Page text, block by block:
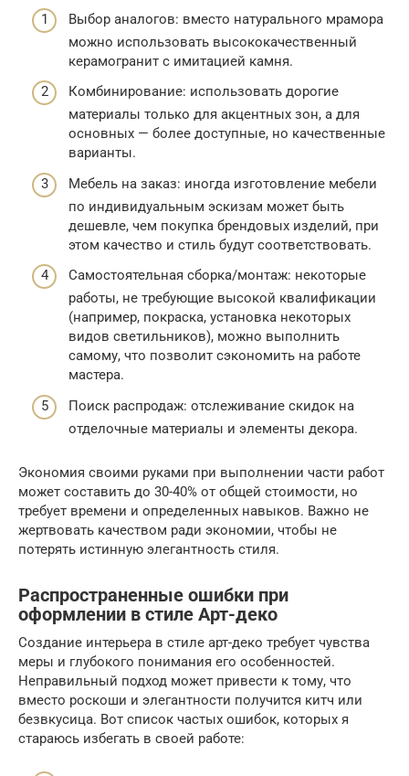
Выбор аналогов: вместо натурального мрамора
можно использовать высококачественный
керамогранит с имитацией камня.
Комбинирование: использовать дорогие
материалы только для акцентных зон, а для
основных — более доступные, но качественные
варианты.
Мебель на заказ: иногда изготовление мебели
по индивидуальным эскизам может быть
дешевле, чем покупка брендовых изделий, при
этом качество и стиль будут соответствовать.
Самостоятельная сборка/монтаж: некоторые
работы, не требующие высокой квалификации
(например, покраска, установка некоторых
видов светильников), можно выполнить
самому, что позволит сэкономить на работе
мастера.
Поиск распродаж: отслеживание скидок на
отделочные материалы и элементы декора.
Экономия своими руками при выполнении части работ
может составить до 30-40% от общей стоимости, но
требует времени и определенных навыков. Важно не
жертвовать качеством ради экономии, чтобы не
потерять истинную элегантность стиля.
Распространенные ошибки при
оформлении в стиле Арт-деко
Создание интерьера в стиле арт-деко требует чувства
меры и глубокого понимания его особенностей.
Неправильный подход может привести к тому, что
вместо роскоши и элегантности получится китч или
безвкусица. Вот список частых ошибок, которых я
стараюсь избегать в своей работе: